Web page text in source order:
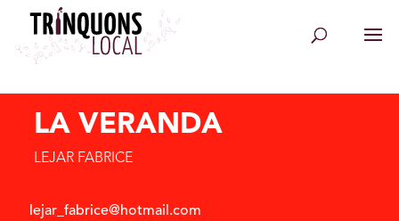
LA VERANDA
LEJAR FABRICE
lejar_fabrice@hotmail.com